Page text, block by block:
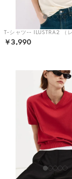
T-シャツ-- ILUSTRA2 （レ
￥3,990